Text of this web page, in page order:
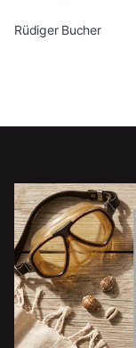
Rüdiger Bucher